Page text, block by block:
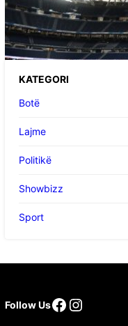
Ish-
e
KATEGORI
Botë
Lajme
Politikë
Showbizz
Sport
Follow UsFacebook